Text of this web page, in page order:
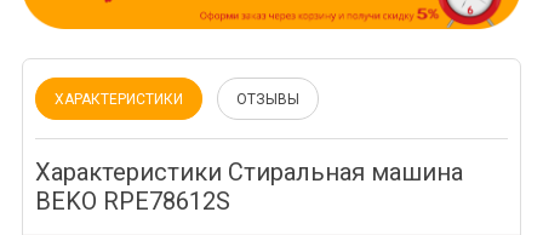
ХАРАКТЕРИСТИКИ ОТЗЫВЫ
Характеристики Стиральная машина
BEKO RPE78612S